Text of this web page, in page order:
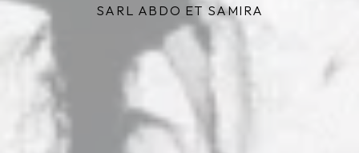
SARL ABDO ET SAMIRA